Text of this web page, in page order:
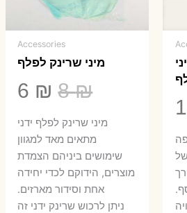
הוא:
Accessories
מיני שרינק לפלף
8₪
היה:
8 ₪.
6 ₪
6 ₪.
מיני שרינק לפלף ידני
מתאים מאד למגוון
שימושים ביניהם הצמדת
מוצרים, הידוקם לכדי יחידה
אחת וסידור מארזים.
ניתן לרכוש שרינק ידני זה